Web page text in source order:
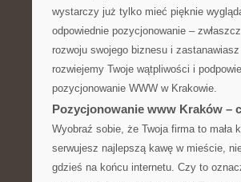
wystarczy już tylko mieć pięknie
odpowiednie pozycjonowanie –
rozwoju swojego biznesu i
rozwiejemy Twoje wątpliwości i
pozycjonowanie WWW w Krakowie.
Pozycjonowanie www Kraków –
Wyobraź sobie, że Twoja firma to
serwujesz najlepszą kawę w mieście,
gdzieś na końcu internetu. Czy to